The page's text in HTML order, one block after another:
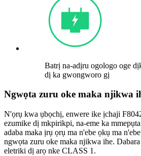
Batrị na-adịru ogologo oge
dị ka gwongworo gị
Ngwọta zuru oke maka njikwa
N'ọrụ kwa ụbọchị, enwere ike ịchaji
ezumike dị mkpirikpi, na-eme ka
adaba maka ịrụ ọrụ ma n'ebe ọkụ ma
ngwọta zuru oke maka njikwa ihe.
eletriki dị arọ nke CLASS 1.